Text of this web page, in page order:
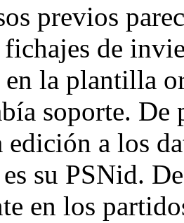
previos
de
en la plantilla
soporte. De
edición a los
su PSNid.
en los